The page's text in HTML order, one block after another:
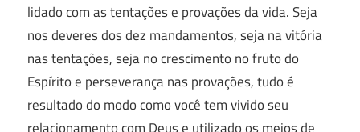
lidado com as tentações e provações da vida. Seja
nos deveres dos dez mandamentos, seja na vitória
nas tentações, seja no crescimento no fruto do
Espírito e perseverança nas provações, tudo é
resultado do modo como você tem vivido seu